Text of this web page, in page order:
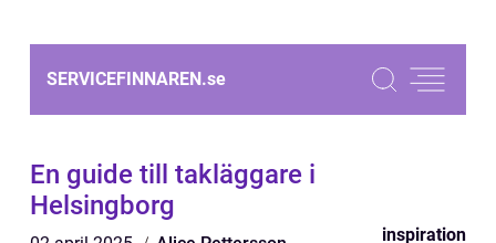
SERVICEFINNAREN.se
En guide till takläggare i
Helsingborg
inspiration